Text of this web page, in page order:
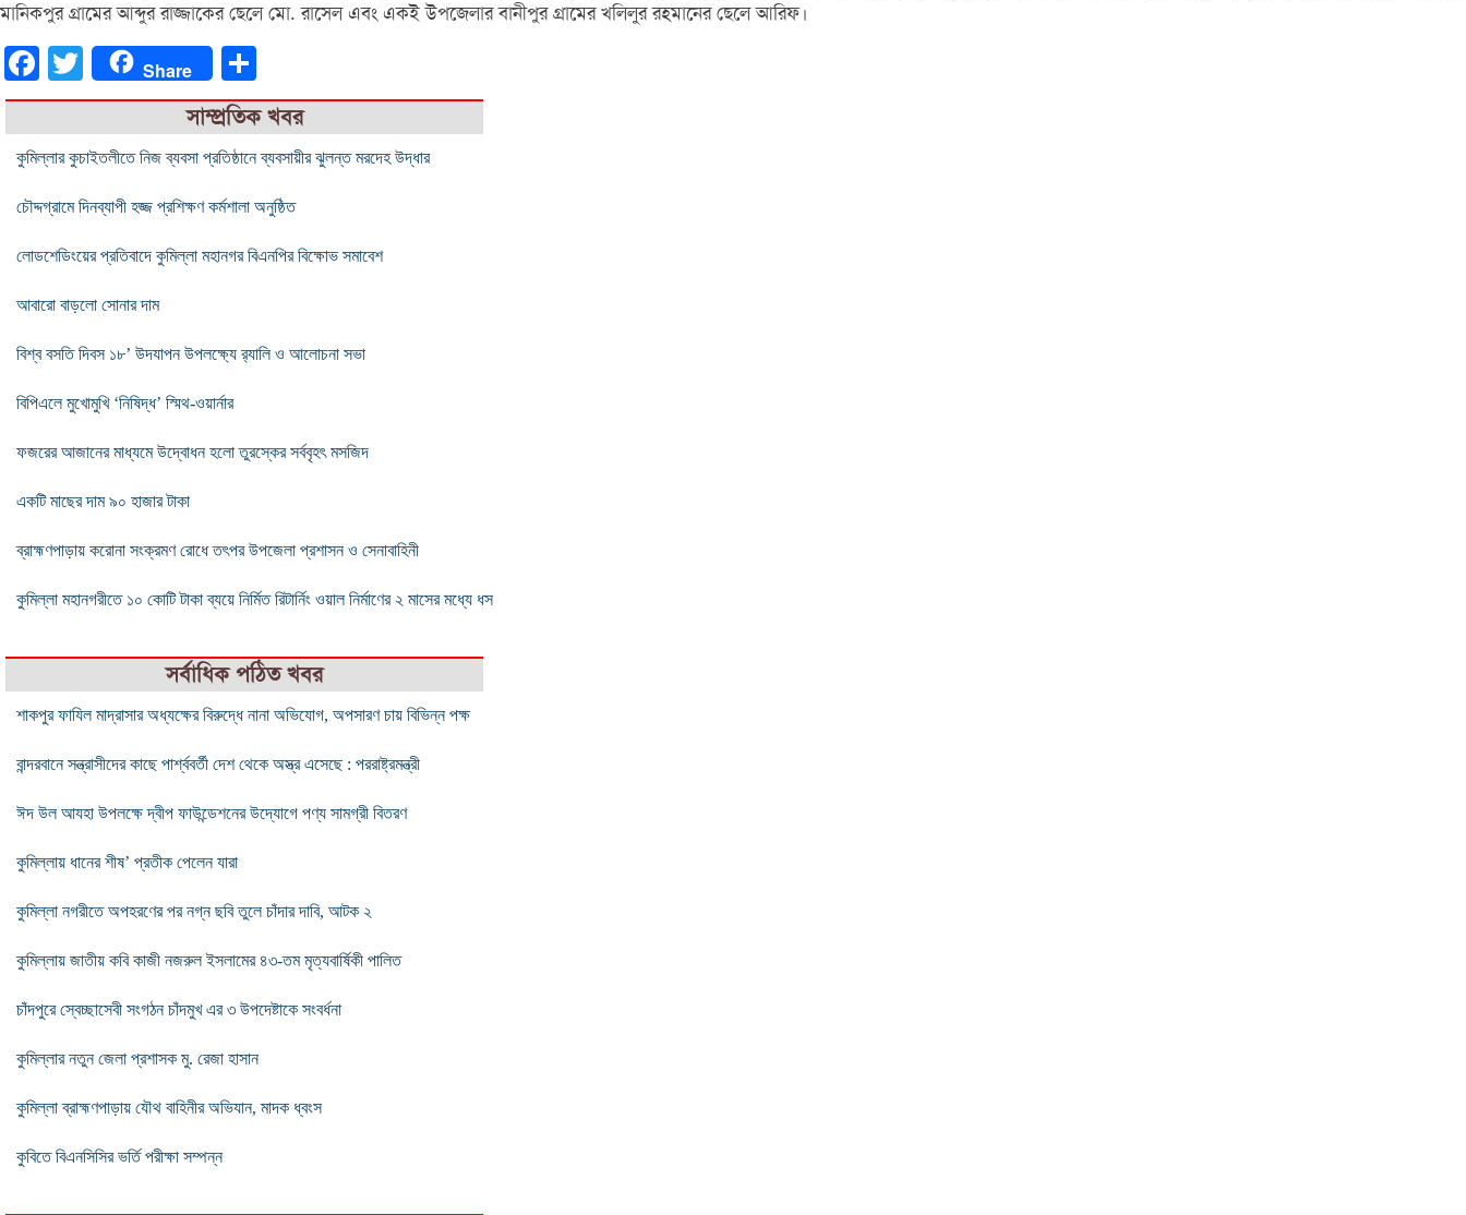
মানিকপুর গ্রামের আব্দুর রাজ্জাকের ছেলে মো. রাসেল এবং একই উপজেলার বানীপুর গ্রামের খলিলুর রহমানের ছেলে আরিফ।
FacebookTwitter Share
সাম্প্রতিক খবর
কুমিল্লার কুচাইতলীতে নিজ ব্যবসা প্রতিষ্ঠানে ব্যবসায়ীর ঝুলন্ত মরদেহ উদ্ধার
চৌদ্দগ্রামে দিনব্যাপী হজ্জ প্রশিক্ষণ কর্মশালা অনুষ্ঠিত
লোডশেডিংয়ের প্রতিবাদে কুমিল্লা মহানগর বিএনপির বিক্ষোভ সমাবেশ
আবারো বাড়লো সোনার দাম
বিশ্ব বসতি দিবস ১৮’ উদযাপন উপলক্ষ্যে র‌্যালি ও আলোচনা সভা
বিপিএলে মুখোমুখি ‘নিষিদ্ধ’ স্মিথ-ওয়ার্নার
ফজরের আজানের মাধ্যমে উদ্বোধন হলো তুরস্কের সর্ববৃহৎ মসজিদ
একটি মাছের দাম ৯০ হাজার টাকা
ব্রাহ্মণপাড়ায় করোনা সংক্রমণ রোধে তৎপর উপজেলা প্রশাসন ও সেনাবাহিনী
কুমিল্লা মহানগরীতে ১০ কোটি টাকা ব্যয়ে নির্মিত রিটার্নিং ওয়াল নির্মাণের ২ মাসের মধ্যে ধস
সর্বাধিক পঠিত খবর
শাকপুর ফাযিল মাদ্রাসার অধ্যক্ষের বিরুদ্ধে নানা অভিযোগ, অপসারণ চায় বিভিন্ন পক্ষ
বান্দরবানে সন্ত্রাসীদের কাছে পার্শ্ববর্তী দেশ থেকে অস্ত্র এসেছে : পররাষ্ট্রমন্ত্রী
ঈদ উল আযহা উপলক্ষে দ্বীপ ফাউন্ডেশনের উদ্যোগে পণ্য সামগ্রী বিতরণ
কুমিল্লায় ধানের শীষ’ প্রতীক পেলেন যারা
কুমিল্লা নগরীতে অপহরণের পর নগ্ন ছবি তুলে চাঁদার দাবি, আটক ২
কুমিল্লায় জাতীয় কবি কাজী নজরুল ইসলামের ৪৩-তম মৃত্যবার্ষিকী পালিত
চাঁদপুরে স্বেচ্ছাসেবী সংগঠন চাঁদমুখ এর ৩ উপদেষ্টাকে সংবর্ধনা
কুমিল্লার নতুন জেলা প্রশাসক মু. রেজা হাসান
কুমিল্লা ব্রাহ্মণপাড়ায় যৌথ বাহিনীর অভিযান, মাদক ধ্বংস
কুবিতে বিএনসিসির ভর্তি পরীক্ষা সম্পন্ন